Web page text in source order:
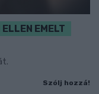
EMELT
Szólj hozzá!